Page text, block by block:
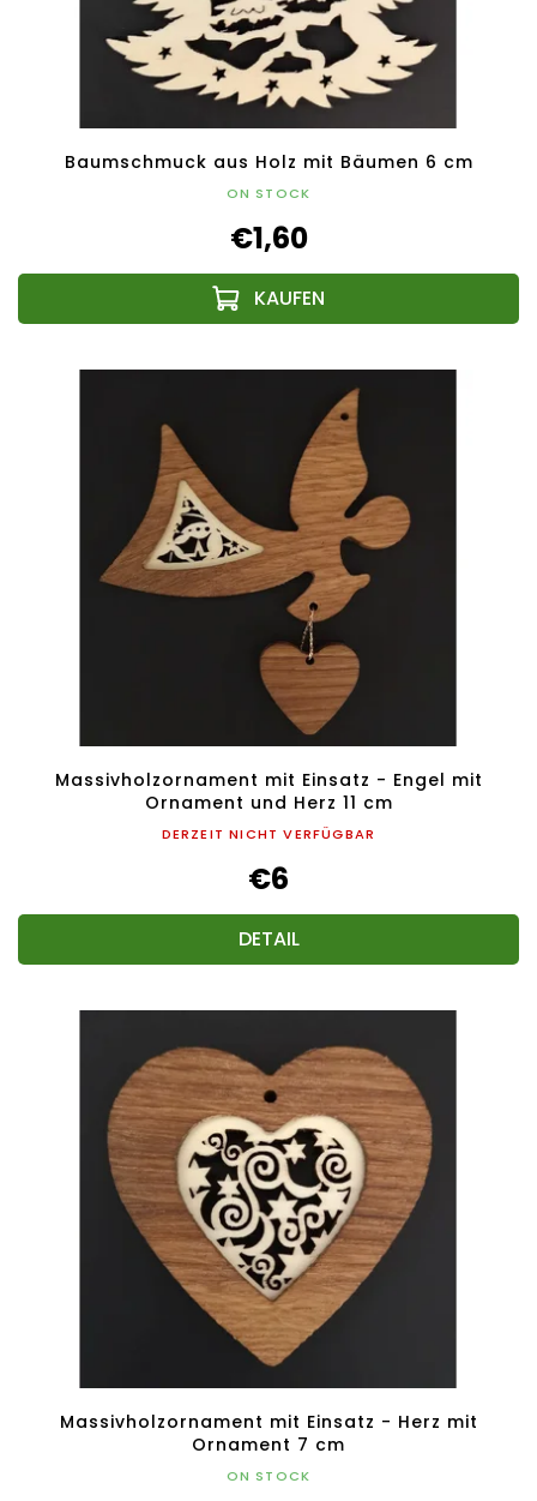
Baumschmuck aus Holz mit Bäumen 6 cm
ON STOCK
€1,60
Massivholzornament mit Einsatz - Engel mit
Ornament und Herz 11 cm
DERZEIT NICHT VERFÜGBAR
€6
DETAIL
Massivholzornament mit Einsatz - Herz mit
Ornament 7 cm
ON STOCK